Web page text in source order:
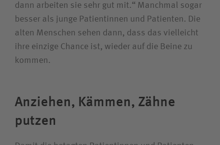
dann arbeiten sie sehr gut mit.“ Manchmal sogar
besser als junge Patientinnen und Patienten. Die
alten Menschen sehen dann, dass das vielleicht
ihre einzige Chance ist, wieder auf die Beine zu
kommen.
Anziehen, Kämmen, Zähne
putzen